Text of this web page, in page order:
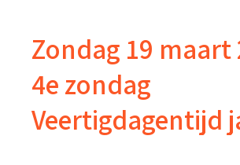
Zondag 19 maart
4e zondag
Veertigdagentijd